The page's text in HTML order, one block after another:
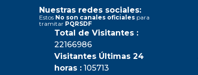
Nuestras redes sociales:
Estos No son canales oficiales para
tramitar PQRSDF
Total de Visitantes :
22166986
Visitantes Últimas 24
horas : 105713